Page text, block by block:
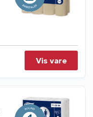
Vis vare